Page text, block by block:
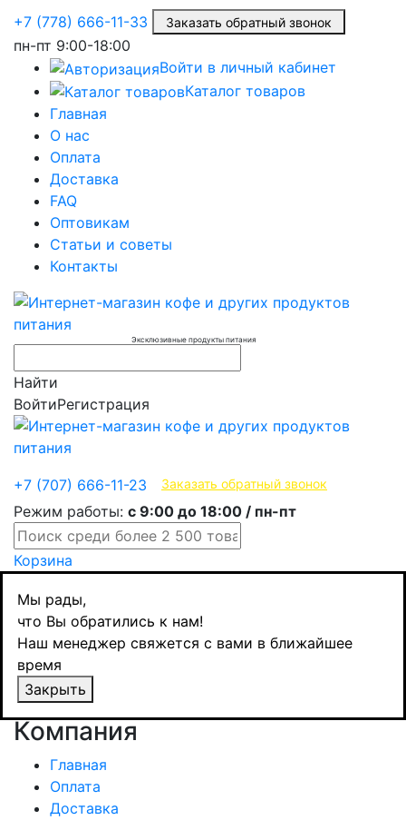
+7 (778) 666-11-33 Заказать обратный звонок
пн-пт 9:00-18:00
Войти в личный кабинет
Каталог товаров
Главная
О нас
Оплата
Доставка
FAQ
Оптовикам
Статьи и советы
Контакты
Эксклюзивные продукты питания
Найти
ВойтиРегистрация
+7 (707) 666-11-23 Заказать обратный звонок
Режим работы: с 9:00 до 18:00 / пн-пт
Корзина
Мы рады,
что Вы обратились к нам!
Наш менеджер свяжется с вами в ближайшее
время
Закрыть
Товар не найден!
Страница не найдена
Продолжить
Компания
Главная
Оплата
Доставка